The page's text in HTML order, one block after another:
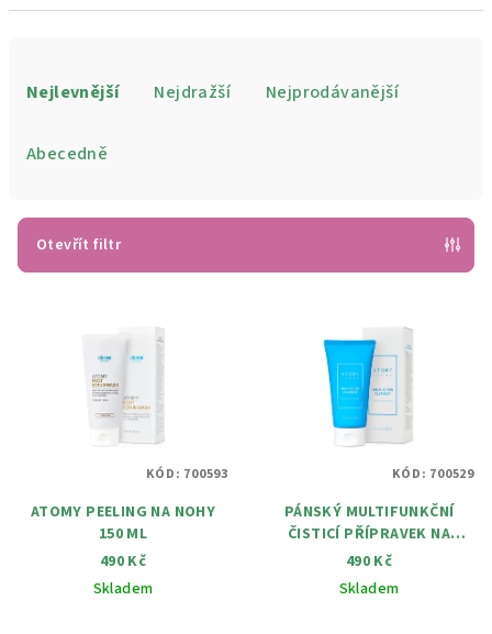
r
Nejlevnější Nejdražší Nejprodávanější
Abecedně
Otevřít filtr
ATOMY PEELING NA NOHY
150 ML
490 Kč
Skladem
KÓD: 700593
PÁNSKÝ MULTIFUNKČNÍ
ČISTICÍ PŘÍPRAVEK NA
OBLIČEJ HOMME MULTI-
ACTION CLEANSER 150 ML
490 Kč
Skladem
KÓD: 700529